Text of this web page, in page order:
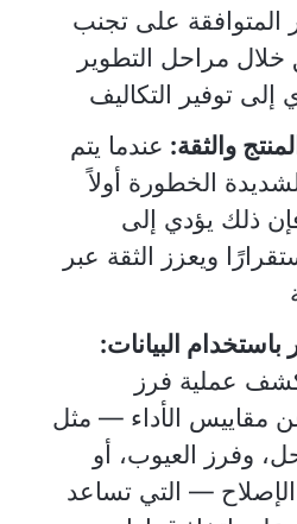
المتوافقة على تجنب
مراحل التطوير
إلى توفير التكاليف
والثقة: عندما يتم
الخطورة أولاً
ذلك يؤدي إلى
ويعزز الثقة عبر
باستخدام البيانات:
عملية فرز
مقاييس الأداء — مثل
وفرز العيوب، أو
— التي تساعد